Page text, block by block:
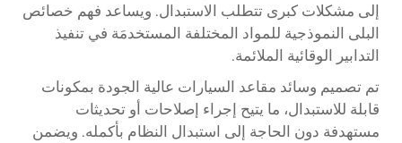
إلى مشكلات كبرى تتطلب الاستبدال. ويساعد فهم خصائص
البلى النموذجية للمواد المختلفة المستخدمَة في تنفيذ
التدابير الوقائية الملائمة.
تم تصميم وسائد مقاعد السيارات عالية الجودة بمكونات
قابلة للاستبدال، ما يتيح إجراء إصلاحات أو تحديثات
مستهدفة دون الحاجة إلى استبدال النظام بأكمله. ويضمن